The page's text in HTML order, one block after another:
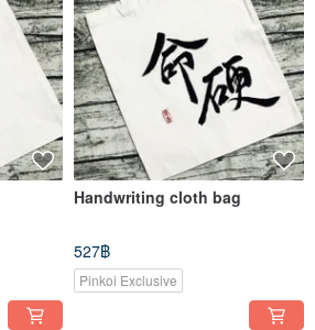
Handwriting cloth bag
527฿
Pinkoi Exclusive